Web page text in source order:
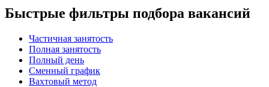
Быстрые фильтры подбора вакансий
Частичная занятость
Полная занятость
Полный день
Сменный график
Вахтовый метод